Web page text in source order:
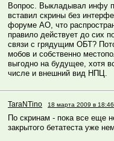
Вопрос. Выкладывал инфу
вставил скрины без
форуме АО, что
правило действует до сих
связи с грядущим ОБТ?
мобов и собственно
выгодно на будущее, хотя
числе и внешний вид НПЦ.
TaraNTino 18 марта 2009 в 18:46
По скринам - пока все еще
закрытого бетатеста уже